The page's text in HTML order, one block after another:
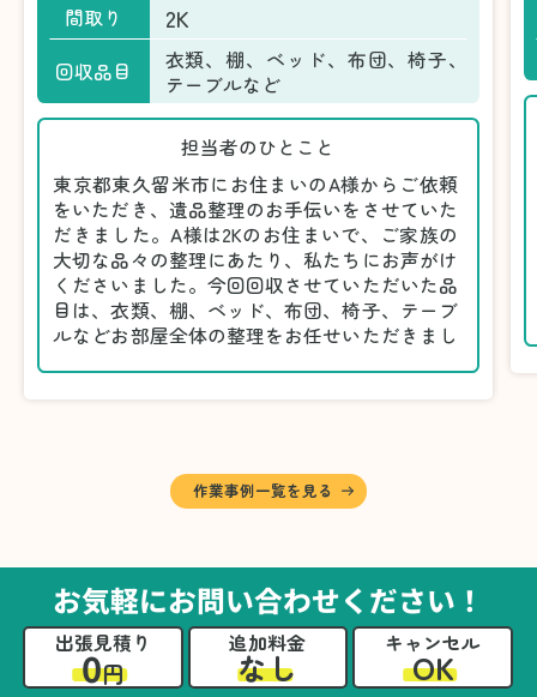
間取り 2K
回収品目
衣類、棚、ベッド、布団、椅子、
テーブルなど
担当者のひとこと
東京都東久留米市にお住まいのA様からご依頼
をいただき、遺品整理のお手伝いをさせていた
だきました。A様は2Kのお住まいで、ご家族の
大切な品々の整理にあたり、私たちにお声がけ
くださいました。今回回収させていただいた品
目は、衣類、棚、ベッド、布団、椅子、テーブ
ルなどお部屋全体の整理をお任せいただきまし
に仕分けしました。
A様から「手際よく進めてくれて助かりまし
るのは難しかったと思います」との温かいお言
葉をいただきました。遺品整理という心の負担
が大きい作業において、少しでもA様の力にな
れたことをスタッフ一同嬉しく思います。
作業事例一覧を見る
お気軽にお問い合わせください！
出張見積り
0円
追加料金
なし
キャンセル
OK